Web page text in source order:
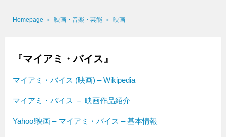
Homepage 映画・音楽・芸能 映画
『マイアミ・バイス』
マイアミ・バイス (映画) – Wikipedia
マイアミ・バイス － 映画作品紹介
Yahoo!映画 – マイアミ・バイス – 基本情報